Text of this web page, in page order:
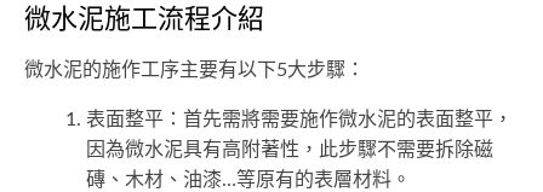
微水泥施工流程介紹
微水泥的施作工序主要有以下5大步驟：
表面整平：首先需將需要施作微水泥的表面整平，
因為微水泥具有高附著性，此步驟不需要拆除磁
磚、木材、油漆…等原有的表層材料。